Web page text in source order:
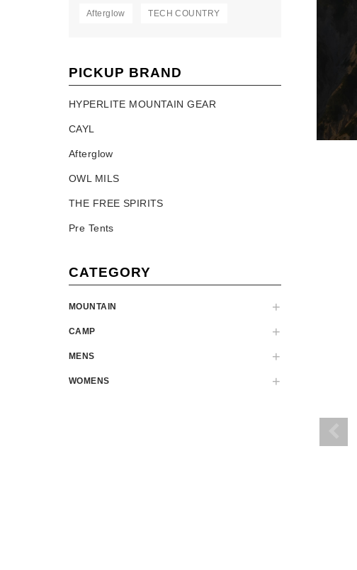
Afterglow TECH COUNTRY
PICKUP BRAND
HYPERLITE MOUNTAIN GEAR
CAYL
Afterglow
OWL MILS
THE FREE SPIRITS
Pre Tents
CATEGORY
MOUNTAIN
CAMP
MENS
WOMENS